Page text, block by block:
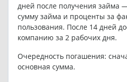
дней после получения займа
сумму займа и проценты за
пользования. После 14 дней
компанию за 2 рабочих дня.
Очередность погашения:
основная сумма.